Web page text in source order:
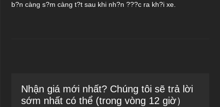
b?n càng s?m càng t?t sau khi nh?n ???c ra kh?i xe.
Nhận giá mới nhất? Chúng tôi sẽ trả lời
sớm nhất có thể (trong vòng 12 giờ）